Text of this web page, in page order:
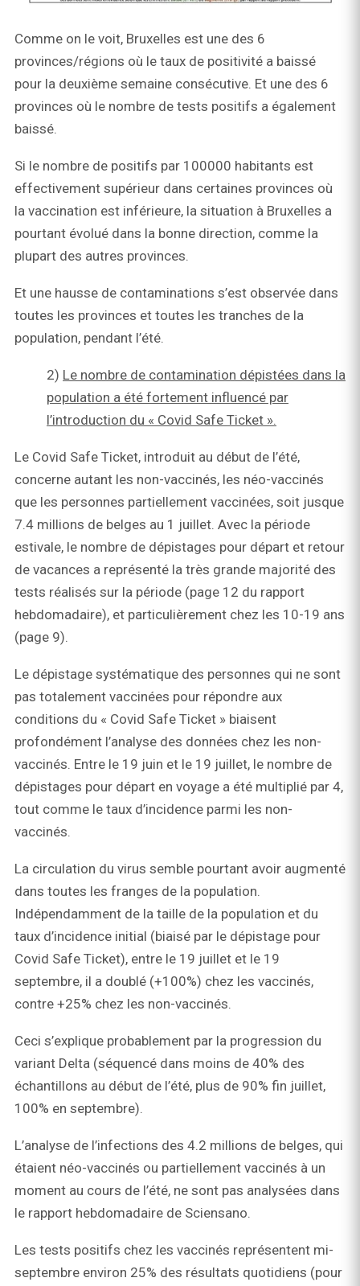
Comme on le voit, Bruxelles est une des 6
provinces/régions où le taux de positivité a baissé
pour la deuxième semaine consécutive. Et une des 6
provinces où le nombre de tests positifs a également
baissé.
Si le nombre de positifs par 100000 habitants est
effectivement supérieur dans certaines provinces où
la vaccination est inférieure, la situation à Bruxelles a
pourtant évolué dans la bonne direction, comme la
plupart des autres provinces.
Et une hausse de contaminations s’est observée dans
toutes les provinces et toutes les tranches de la
population, pendant l’été.
2) Le nombre de contamination dépistées dans la
population a été fortement influencé par
l’introduction du « Covid Safe Ticket ».
Le Covid Safe Ticket, introduit au début de l’été,
concerne autant les non-vaccinés, les néo-vaccinés
que les personnes partiellement vaccinées, soit jusque
7.4 millions de belges au 1 juillet. Avec la période
estivale, le nombre de dépistages pour départ et retour
de vacances a représenté la très grande majorité des
tests réalisés sur la période (page 12 du rapport
hebdomadaire), et particulièrement chez les 10-19 ans
(page 9).
Le dépistage systématique des personnes qui ne sont
pas totalement vaccinées pour répondre aux
conditions du « Covid Safe Ticket » biaisent
profondément l’analyse des données chez les non-
vaccinés. Entre le 19 juin et le 19 juillet, le nombre de
dépistages pour départ en voyage a été multiplié par 4,
tout comme le taux d’incidence parmi les non-
vaccinés.
La circulation du virus semble pourtant avoir augmenté
dans toutes les franges de la population.
Indépendamment de la taille de la population et du
taux d’incidence initial (biaisé par le dépistage pour
Covid Safe Ticket), entre le 19 juillet et le 19
septembre, il a doublé (+100%) chez les vaccinés,
contre +25% chez les non-vaccinés.
Ceci s’explique probablement par la progression du
variant Delta (séquencé dans moins de 40% des
échantillons au début de l’été, plus de 90% fin juillet,
100% en septembre).
L’analyse de l’infections des 4.2 millions de belges, qui
étaient néo-vaccinés ou partiellement vaccinés à un
moment au cours de l’été, ne sont pas analysées dans
le rapport hebdomadaire de Sciensano.
Les tests positifs chez les vaccinés représentent mi-
septembre environ 25% des résultats quotidiens (pour